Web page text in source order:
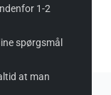
1-2
spørgsmål
at man